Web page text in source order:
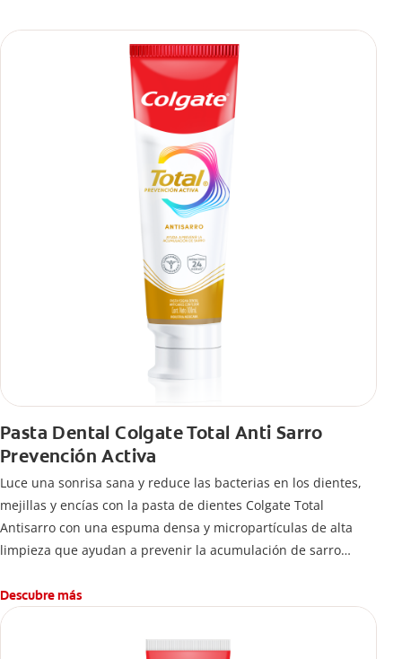
Pasta Dental Colgate Total Anti Sarro
Prevención Activa
Luce una sonrisa sana y reduce las bacterias en los dientes,
mejillas y encías con la pasta de dientes Colgate Total
Antisarro con una espuma densa y micropartículas de alta
limpieza que ayudan a prevenir la acumulación de sarro
Descubre más